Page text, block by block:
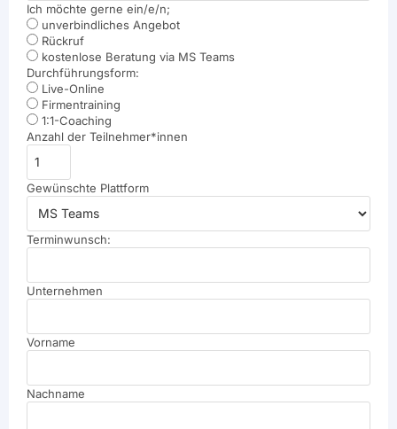
Ich möchte gerne ein/e/n;
unverbindliches Angebot
Rückruf
kostenlose Beratung via MS Teams
Durchführungsform:
Live-Online
Firmentraining
1:1-Coaching
Anzahl der Teilnehmer*innen
Gewünschte Plattform
Terminwunsch:
Unternehmen
Vorname
Nachname